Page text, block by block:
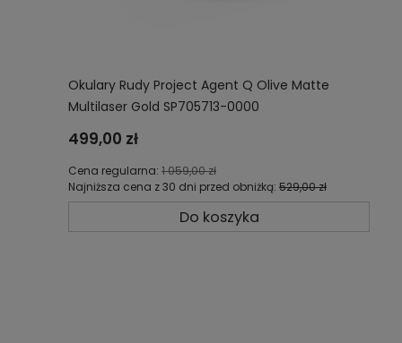
Okulary Rudy Project Agent Q Olive Matte
Multilaser Gold SP705713-0000
499,00 zł
Cena regularna: 1 059,00 zł
Najniższa cena z 30 dni przed obniżką: 529,00 zł
Do koszyka